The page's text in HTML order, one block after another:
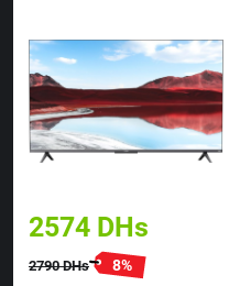
2574 DHs
2790DHs 8%